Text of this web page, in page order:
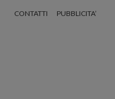
CONTATTI PUBBLICITA’